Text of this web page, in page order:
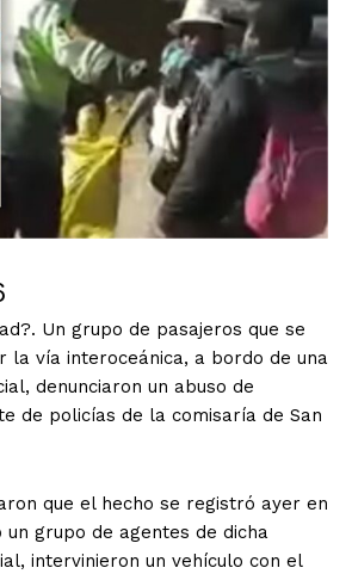
Un grupo de pasajeros que se
vía interoceánica, a bordo de una
denunciaron un abuso de
de policías de la comisaría de San
que el hecho se registró ayer en
un grupo de agentes de dicha
intervinieron un vehículo con el